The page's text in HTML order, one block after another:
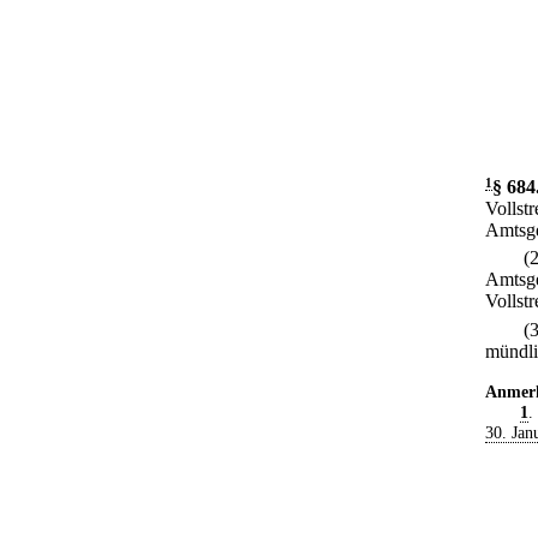
1 § 684
1
30.